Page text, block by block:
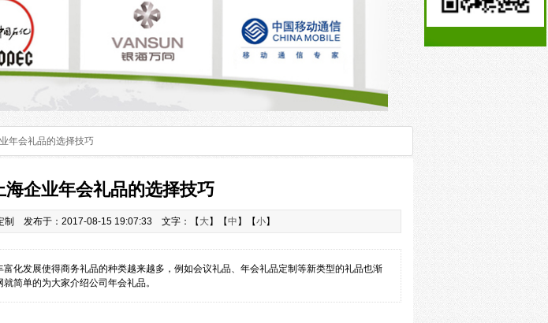
年会礼品的选择技巧
海企业年会礼品的选择技巧
制 发布于：2017-08-15 19:07:33 文字：【 大】【中 】【小】
富化发展使得商务礼品的种类越来越多，例如会议礼品、年会礼品定制等新类型的礼品也渐
简单的为大家介绍公司年会礼品。